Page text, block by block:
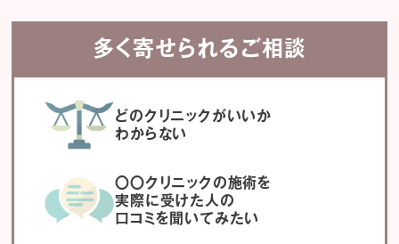
多く寄せられるご相談
どのクリニックがいいか
わからない
〇〇クリニックの施術を
実際に受けた人の
口コミを聞いてみたい